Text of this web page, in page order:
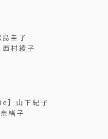
圭子
村綾子
】山下紀子
緒子